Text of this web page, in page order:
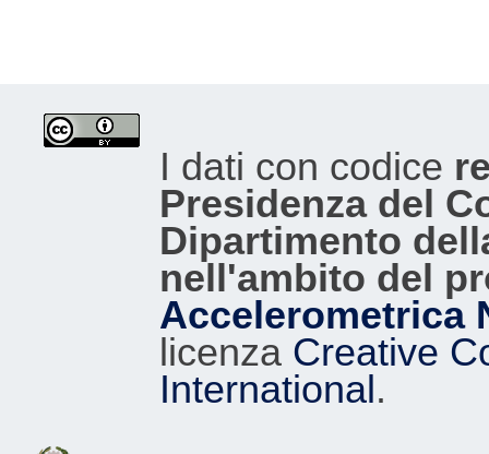
I dati con codice
Presidenza del
Dipartimento
nell'ambito del
Accelerometrica
licenza Creative
International.